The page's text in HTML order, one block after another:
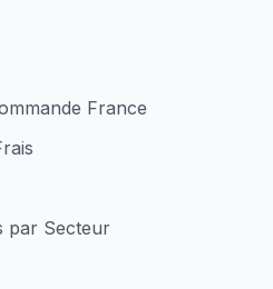
France
par Secteur